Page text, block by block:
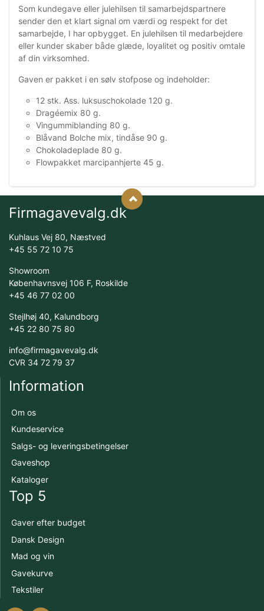
Som kundegave eller julehilsen til samarbejdspartnere
sender den et klart signal om værdi og respekt for det
samarbejde, I har opbygget. En julehilsen til medarbejdere
eller kunder skaber både glæde, loyalitet og positiv omtale
af din virksomhed.
Gaven er pakket i en sølv stofpose og indeholder:
12 stk. Ass. luksuschokolade 120 g.
Dragéemix 80 g.
Vingummiblanding 80 g.
Blåvand Bolche mix, tindåse 90 g.
Chokoladeplade 80 g.
Flowpakket marcipanhjerte 45 g.
Firmagavevalg.dk
Kuhlaus Vej 80, Næstved
+45 55 72 10 75
Showroom
Københavnsvej 106 F, Roskilde
+45 46 77 02 00
Stejlhøj 40, Kalundborg
+45 22 80 75 80
info@firmagavevalg.dk
CVR 34 72 79 37
Information
Om os
Kundeservice
Salgs- og leveringsbetingelser
Gaveshop
Kataloger
Top 5
Gaver efter budget
Dansk Design
Mad og vin
Gavekurve
Tekstiler